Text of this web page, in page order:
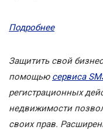
Подробнее
Защитить свой
помощью сервиса
регистрационных
недвижимости
своих прав.